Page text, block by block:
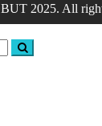
2025. All